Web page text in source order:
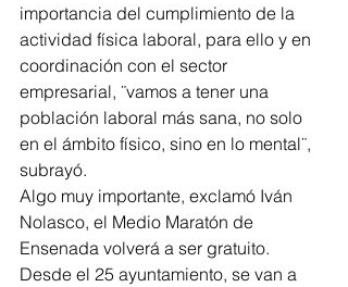
importancia del cumplimiento de la
actividad física laboral, para ello y en
coordinación con el sector
empresarial, ¨vamos a tener una
población laboral más sana, no solo
en el ámbito físico, sino en lo mental¨,
subrayó.
Algo muy importante, exclamó Iván
Nolasco, el Medio Maratón de
Ensenada volverá a ser gratuito.
Desde el 25 ayuntamiento, se van a